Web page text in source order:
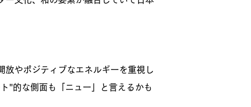
放やポジティブなエネルギーを重視し
"的な側面も「ニュー」と言えるかも